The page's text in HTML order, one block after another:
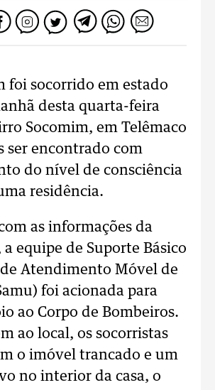
foi socorrido em estado
desta quarta-feira
Socomim, em Telêmaco
ser encontrado com
do nível de consciência
residência.
as informações da
equipe de Suporte Básico
Atendimento Móvel de
foi acionada para
ao Corpo de Bombeiros.
ao local, os socorristas
o imóvel trancado e um
no interior da casa, o